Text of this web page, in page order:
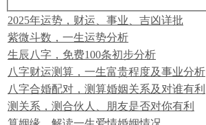
2025年运势，财运、事业、吉凶详批
紫微斗数，一生运势分析
生辰八字，免费100条初步分析
八字财运测算，一生富贵程度及事业分析
八字合婚配对，测算婚姻关系及对谁有利
测关系，测合伙人、朋友是否对你有利